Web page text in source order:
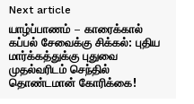
Next article
யாழ்ப்பாணம் – காரைக்கால்
கப்பல் சேவைக்கு சிக்கல்: புதிய
மார்க்கத்துக்கு புதுவை
முதல்வரிடம் செந்தில்
தொண்டமான் கோரிக்கை!